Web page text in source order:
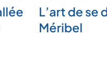
L’art de se
Méribel